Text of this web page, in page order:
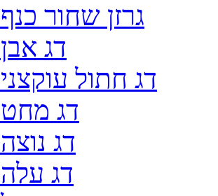
גרזן שחור כנף
דג אבן
דג חתול עוקצני
דג מחט
דג נוצה
דג עלה